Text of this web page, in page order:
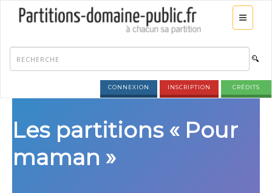
CONNEXION INSCRIPTION CRÉDITS
Les partitions « Pour
maman »